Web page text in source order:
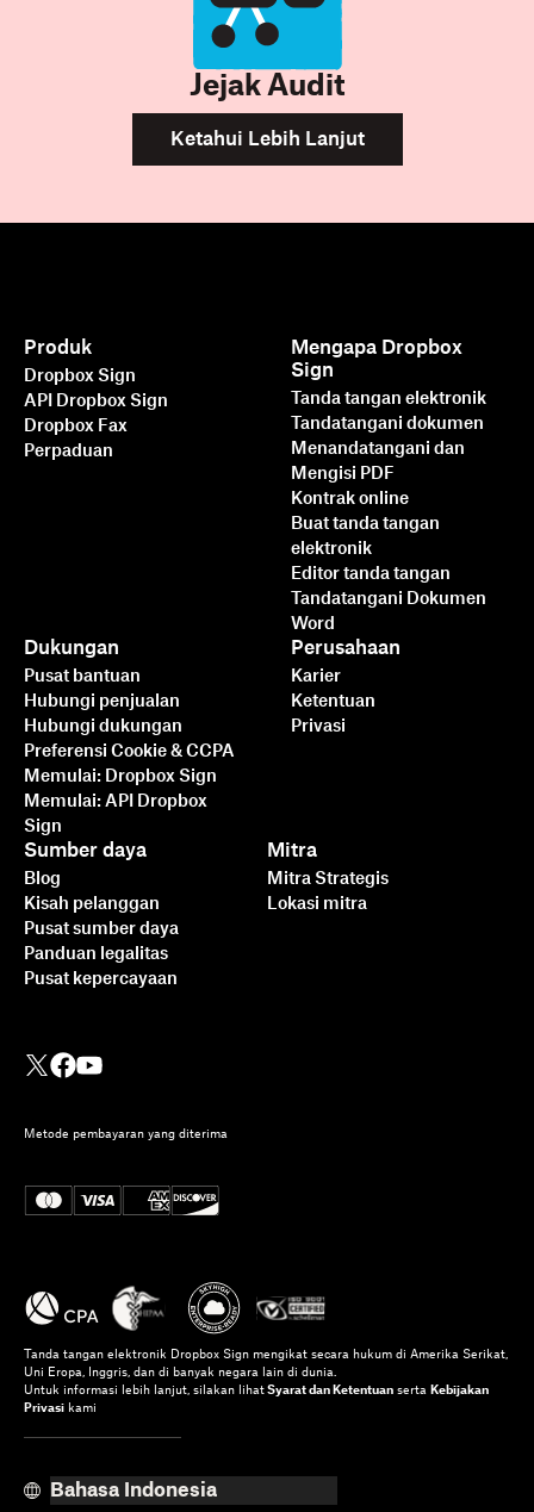
Jejak Audit
Ketahui Lebih Lanjut
Produk
Dropbox Sign
API Dropbox Sign
Dropbox Fax
Perpaduan
Mengapa Dropbox
Sign
Tanda tangan elektronik
Tandatangani dokumen
Menandatangani dan
Mengisi PDF
Kontrak online
Buat tanda tangan
elektronik
Editor tanda tangan
Tandatangani Dokumen
Word
Dukungan
Pusat bantuan
Hubungi penjualan
Hubungi dukungan
Preferensi Cookie & CCPA
Memulai: Dropbox Sign
Memulai: API Dropbox
Sign
Sumber daya
Blog
Kisah pelanggan
Pusat sumber daya
Panduan legalitas
Pusat kepercayaan
Mitra
Mitra Strategis
Lokasi mitra
Perusahaan
Karier
Ketentuan
Privasi
Metode pembayaran yang diterima
Tanda tangan elektronik Dropbox Sign mengikat secara hukum di Amerika Serikat,
Uni Eropa, Inggris, dan di banyak negara lain di dunia.
Untuk informasi lebih lanjut, silakan lihat Syarat dan Ketentuan serta Kebijakan
Privasi kami